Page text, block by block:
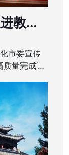
教育
质学
市委宣传
量完成‘十
布。